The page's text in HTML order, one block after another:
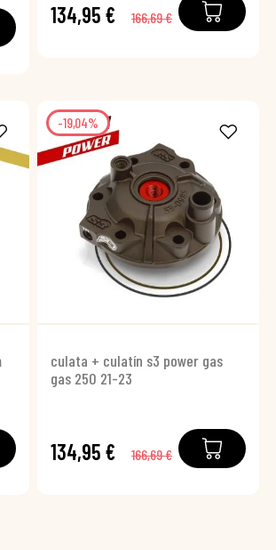
134,95 € 166,69 €
-19,04%
culata + culatín s3 power gas
gas 250 21-23
134,95 € 166,69 €